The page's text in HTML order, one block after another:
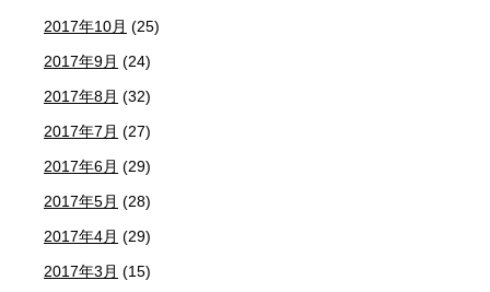
2017年10月 (25)
2017年9月 (24)
2017年8月 (32)
2017年7月 (27)
2017年6月 (29)
2017年5月 (28)
2017年4月 (29)
2017年3月 (15)